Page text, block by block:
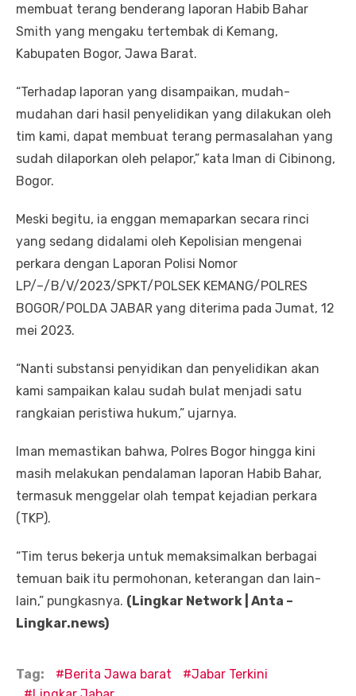
membuat terang benderang laporan Habib Bahar
Smith yang mengaku tertembak di Kemang,
Kabupaten Bogor, Jawa Barat.
“Terhadap laporan yang disampaikan, mudah-
mudahan dari hasil penyelidikan yang dilakukan oleh
tim kami, dapat membuat terang permasalahan yang
sudah dilaporkan oleh pelapor,” kata Iman di Cibinong,
Bogor.
Meski begitu, ia enggan memaparkan secara rinci
yang sedang didalami oleh Kepolisian mengenai
perkara dengan Laporan Polisi Nomor
LP/–/B/V/2023/SPKT/POLSEK KEMANG/POLRES
BOGOR/POLDA JABAR yang diterima pada Jumat, 12
mei 2023.
“Nanti substansi penyidikan dan penyelidikan akan
kami sampaikan kalau sudah bulat menjadi satu
rangkaian peristiwa hukum,” ujarnya.
Iman memastikan bahwa, Polres Bogor hingga kini
masih melakukan pendalaman laporan Habib Bahar,
termasuk menggelar olah tempat kejadian perkara
(TKP).
“Tim terus bekerja untuk memaksimalkan berbagai
temuan baik itu permohonan, keterangan dan lain-
lain,” pungkasnya. (Lingkar Network | Anta –
Lingkar.news)
Tag: Berita Jawa barat
Jabar Terkini